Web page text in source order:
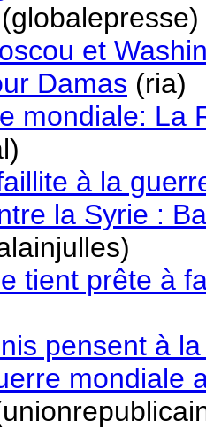
(globalepresse)
et
Damas (ria)
mondiale: La
à la
la Syrie :
tient prête à
pensent à
mondiale